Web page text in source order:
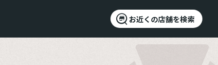
お近くの店舗を検索